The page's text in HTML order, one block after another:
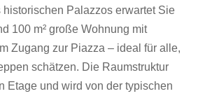
historischen Palazzos erwartet Sie
100 m² große Wohnung mit
Zugang zur Piazza – ideal für alle,
schätzen. Die Raumstruktur
Etage und wird von der typischen